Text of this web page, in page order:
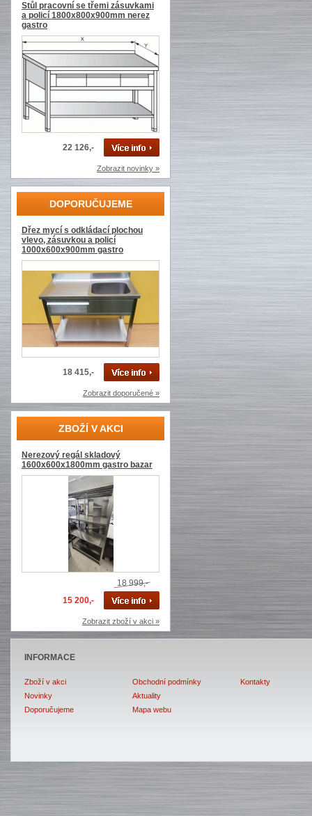
Stůl pracovní se třemi zásuvkami
a policí 1800x800x900mm nerez
gastro
22 126,-
Zobrazit novinky »
DOPORUČUJEME
Dřez mycí s odkládací plochou
vlevo, zásuvkou a policí
1000x600x900mm gastro
18 415,-
Zobrazit doporučené »
ZBOŽÍ V AKCI
Nerezový regál skladový
1600x600x1800mm gastro bazar
18 999,-
15 200,-
Zobrazit zboží v akci »
INFORMACE
Zboží v akci
Novinky
Doporučujeme
Obchodní podmínky
Aktuality
Mapa webu
Kontakty